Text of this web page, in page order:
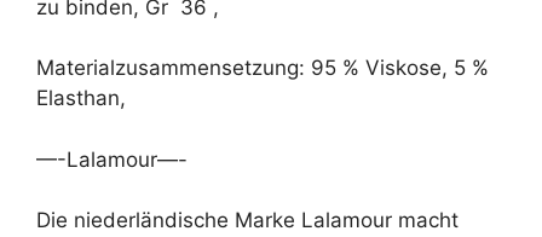
zu binden, Gr 36 ,
Materialzusammensetzung: 95 % Viskose, 5 %
Elasthan,
—-Lalamour—-
Die niederländische Marke Lalamour macht